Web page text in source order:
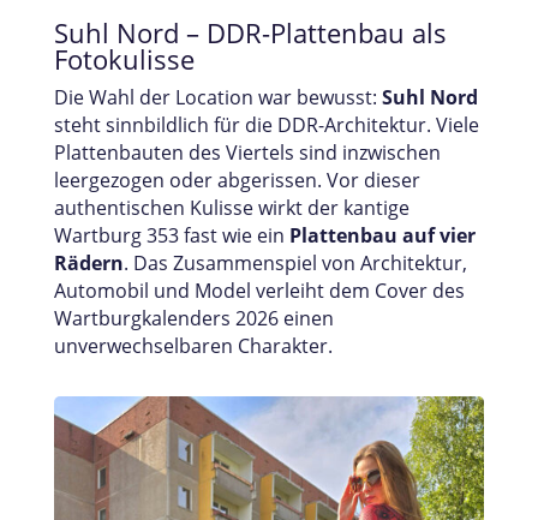
Suhl Nord – DDR-Plattenbau als
Fotokulisse
Die Wahl der Location war bewusst: Suhl Nord
steht sinnbildlich für die DDR-Architektur. Viele
Plattenbauten des Viertels sind inzwischen
leergezogen oder abgerissen. Vor dieser
authentischen Kulisse wirkt der kantige
Wartburg 353 fast wie ein Plattenbau auf vier
Rädern. Das Zusammenspiel von Architektur,
Automobil und Model verleiht dem Cover des
Wartburgkalenders 2026 einen
unverwechselbaren Charakter.